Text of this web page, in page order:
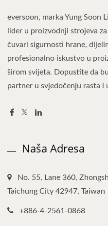
eversoon, marka Yung Soon
lider u proizvodnji strojeva
čuvari sigurnosti hrane,
profesionalno iskustvo u
širom svijeta. Dopustite da
partner u svjedočenju rasta i
Naša Adresa
No. 55, Lane 360,
Taichung City 42947, Taiwan
+886-4-2561-0868